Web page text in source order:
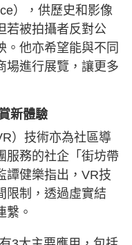
），供歷史和影像
若被拍攝者反對公
。他亦希望能與不同
場進行展覽，讓更多
新體驗
）技術亦為社區導
服務的社企「街坊帶
譚健樂指出，VR技
限制，透過虛實結
繫。